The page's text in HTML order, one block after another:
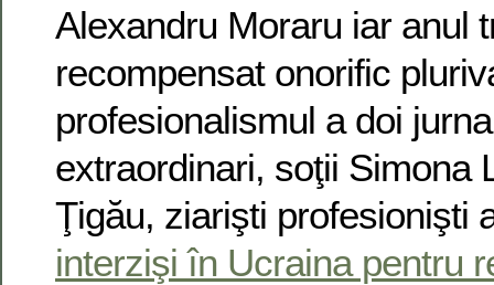
Alexandru Moraru iar anul
recompensat onorific
profesionalismul a doi
extraordinari, soţii Simona
Ţigău, ziarişti profesionişti
interzişi în Ucraina pentru